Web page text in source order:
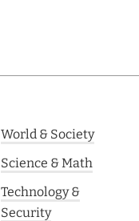
World & Society
Science & Math
Technology &
Security